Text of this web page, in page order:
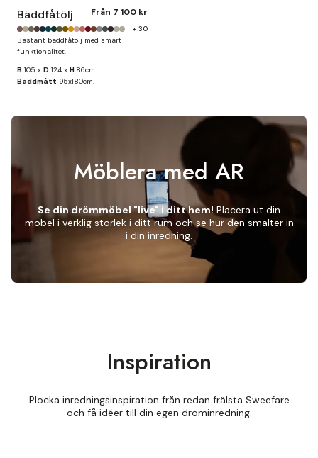
Bäddfåtölj Från 7 100 kr
+ 30
Bastant bäddfåtölj med smart
funktionalitet.
B 105 x D 124 x H 86cm.
Bäddmått 95x180cm.
Möblera med AR
Se din drömmöbel "live" i ditt hem! Placera ut din
möbel i verklig storlek i ditt rum och se hur den smälter in
i din inredning.
Inspiration
Plocka inredningsinspiration från redan frälsta Sweefare
och få idéer till din egen dröminredning.